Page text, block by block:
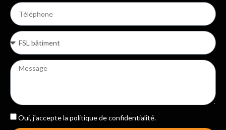
Oui, j'accepte la politique de confidentialité.